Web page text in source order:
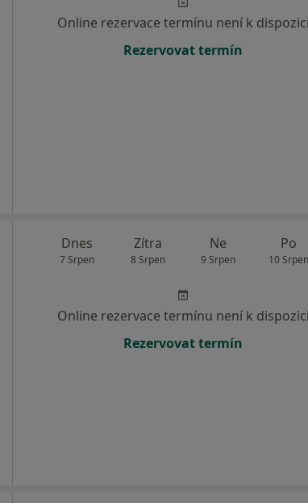
Online rezervace termínu není k dispozici
Rezervovat termín
Dnes
7 Srpen
Zítra
8 Srpen
Ne
9 Srpen
Po
10 Srpen
Online rezervace termínu není k dispozici
Rezervovat termín